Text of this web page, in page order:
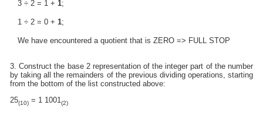
3 ÷ 2 = 1 + 1;
1 ÷ 2 = 0 + 1;
We have encountered a quotient that is ZERO => FULL STOP
3. Construct the base 2 representation of the integer part of the number
by taking all the remainders of the previous dividing operations, starting
from the bottom of the list constructed above:
25(10) = 1 1001(2)